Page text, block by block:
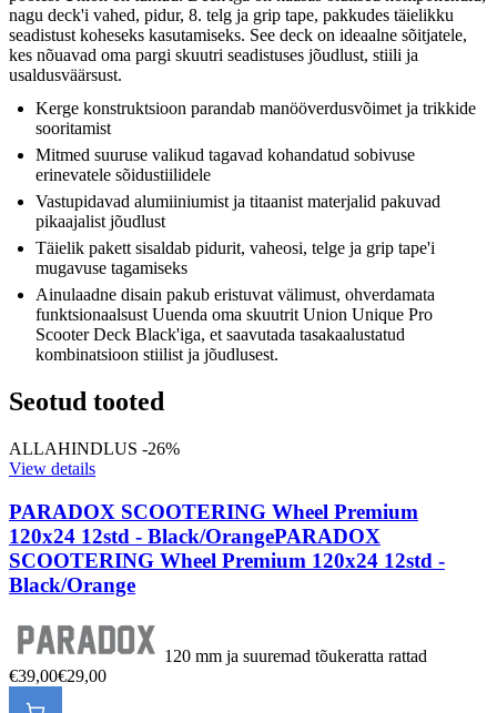
nagu deck'i vahed, pidur, 8. telg ja grip tape, pakkudes täielikku
seadistust koheseks kasutamiseks. See deck on ideaalne sõitjatele,
kes nõuavad oma pargi skuutri seadistuses jõudlust, stiili ja
usaldusväärsust.
Kerge konstruktsioon parandab manööverdusvõimet ja trikkide
sooritamist
Mitmed suuruse valikud tagavad kohandatud sobivuse
erinevatele sõidustiilidele
Vastupidavad alumiiniumist ja titaanist materjalid pakuvad
pikaajalist jõudlust
Täielik pakett sisaldab pidurit, vaheosi, telge ja grip tape'i
mugavuse tagamiseks
Ainulaadne disain pakub eristuvat välimust, ohverdamata
funktsionaalsust Uuenda oma skuutrit Union Unique Pro
Scooter Deck Black'iga, et saavutada tasakaalustatud
kombinatsioon stiilist ja jõudlusest.
Seotud tooted
ALLAHINDLUS -26%
View details
PARADOX SCOOTERING Wheel Premium
120x24 12std - Black/OrangePARADOX
SCOOTERING Wheel Premium 120x24 12std -
Black/Orange
120 mm ja suuremad tõukeratta rattad
€39,00€29,00